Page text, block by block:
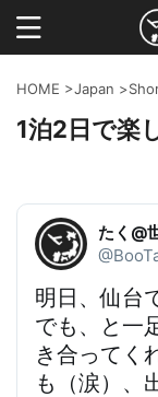
HOME >Japan >
1泊2日で楽
たく@
明日、仙台
でも、と一
き合ってく
も（涙）、